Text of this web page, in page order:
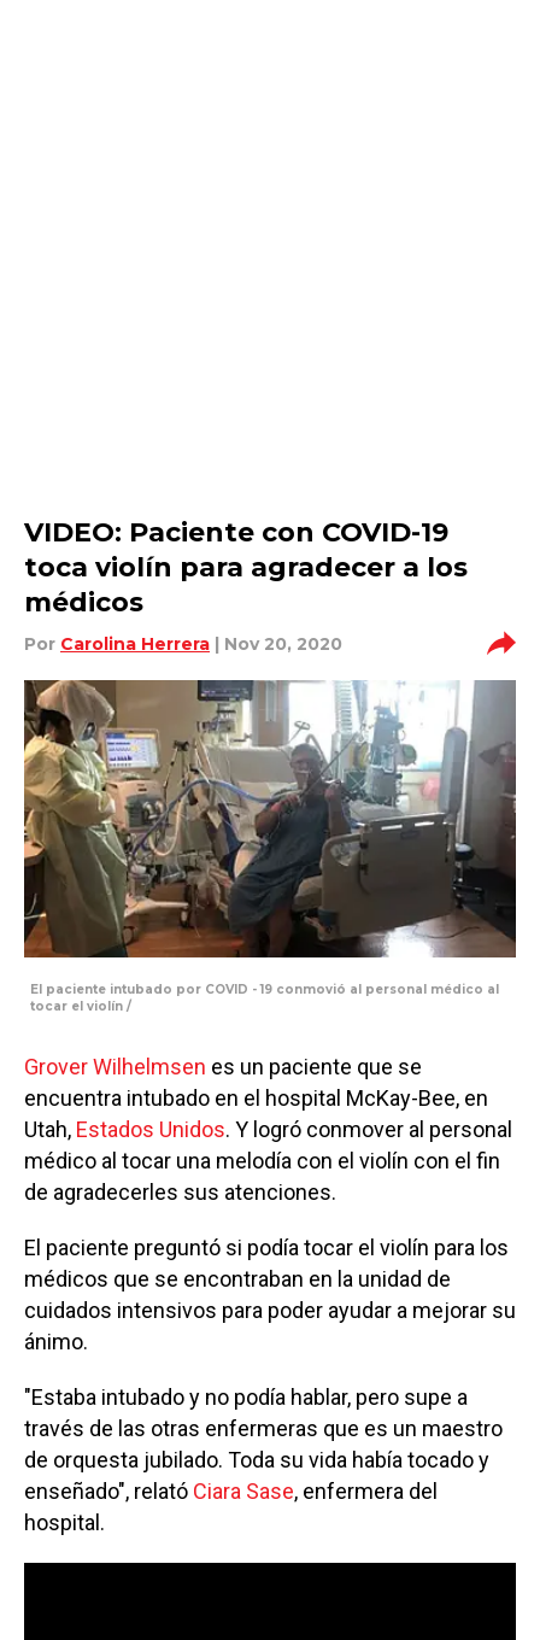
VIDEO: Paciente con COVID-19
toca violín para agradecer a los
médicos
Por Carolina Herrera | Nov 20, 2020
El paciente intubado por COVID - 19 conmovió al personal médico al
tocar el violín /
Grover Wilhelmsen es un paciente que se
encuentra intubado en el hospital McKay-Bee, en
Utah, Estados Unidos. Y logró conmover al personal
médico al tocar una melodía con el violín con el fin
de agradecerles sus atenciones.
El paciente preguntó si podía tocar el violín para los
médicos que se encontraban en la unidad de
cuidados intensivos para poder ayudar a mejorar su
ánimo.
"Estaba intubado y no podía hablar, pero supe a
través de las otras enfermeras que es un maestro
de orquesta jubilado. Toda su vida había tocado y
enseñado", relató Ciara Sase, enfermera del
hospital.